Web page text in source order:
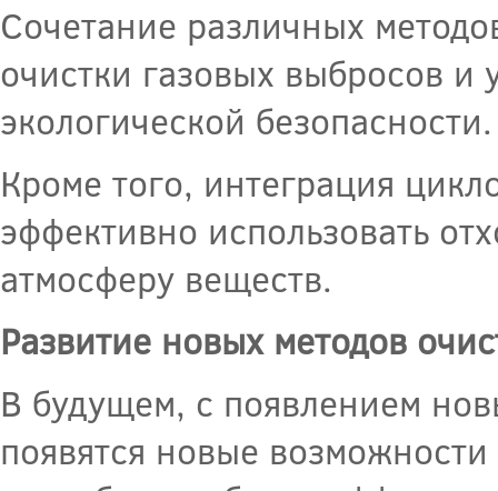
Сочетание различных
очистки газовых выбросов и
экологической безопасности.
Кроме того, интеграция
эффективно использовать
атмосферу веществ.
Развитие новых методов
В будущем, с появлением
появятся новые